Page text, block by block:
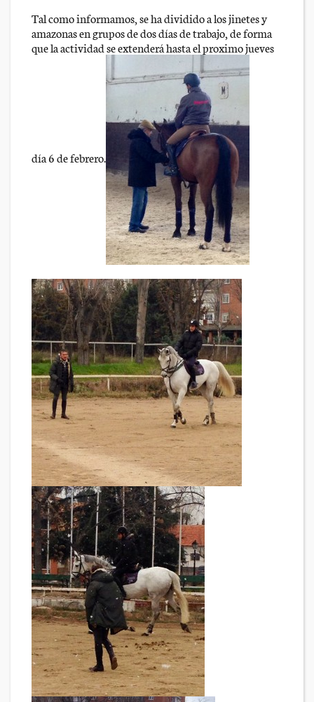
Tal como informamos, se ha dividido a los jinetes y
amazonas en grupos de dos días de trabajo, de forma
que la actividad se extenderá hasta el proximo jueves
día 6 de febrero.